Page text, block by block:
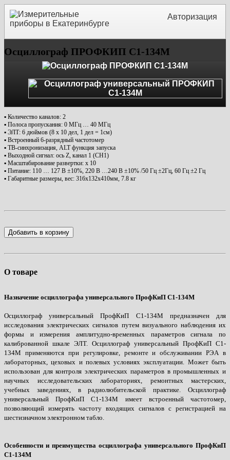
Авторизация
Осциллограф ПРОФКИП С1-134М
▪ Количество каналов: 2
▪ Полоса пропускания: 0 МГц … 40 МГц
▪ ЭЛТ: 6 дюймов (8 х 10 дел, 1 дел = 1см)
▪ Встроенный 6-разрядный частотомер
▪ ТВ-синхронизация, ALT функция запуска
▪ Выходной сигнал: ось Z, канал 1 (CH1)
▪ Масштабирование развертки: х 10
▪ Питание: 110 … 127 В ±10%, 220 В …240 В ±10% /50 Гц ±2Гц, 60 Гц ±2 Гц
▪ Габаритные размеры, вес: 316х132х410мм, 7.8 кг
Добавить в корзину
О товаре
Назначение осциллографа универсального ПрофКиП С1-134М
Осциллограф универсальный ПрофКиП С1-134М предназначен для
исследования электрических сигналов путем визуального наблюдения их
формы и измерения амплитудно-временных параметров сигнала по
калиброванной шкале ЭЛТ. Осциллограф универсальный ПрофКиП С1-
134М применяются при регулировке, ремонте и обслуживании РЭА в
лабораторных, цеховых и полевых условиях эксплуатации. Может быть
использован для контроля электрических параметров в промышленных и
научных исследовательских лабораториях, ремонтных мастерских,
учебных заведениях, в радиолюбительской практике. Осциллограф
универсальный ПрофКиП С1-134М имеет встроенный частотомер,
позволяющий измерять частоту входящих сигналов с регистрацией на
шестизначном электронном табло.
Особенности и преимущества осциллографа универсального ПрофКиП
С1-134М